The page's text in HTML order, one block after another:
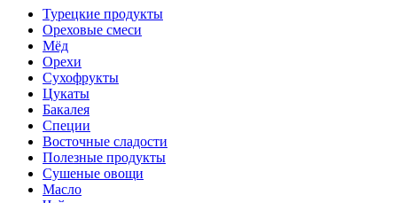
Турецкие продукты
Ореховые смеси
Мёд
Орехи
Сухофрукты
Цукаты
Бакалея
Специи
Восточные сладости
Полезные продукты
Сушеные овощи
Масло